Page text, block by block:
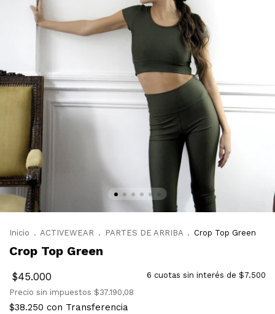
Inicio . ACTIVEWEAR . PARTES DE ARRIBA . Crop Top Green
Crop Top Green
$45.000 6 cuotas sin interés de $7.500
Precio sin impuestos $37.190,08
$38.250 con Transferencia